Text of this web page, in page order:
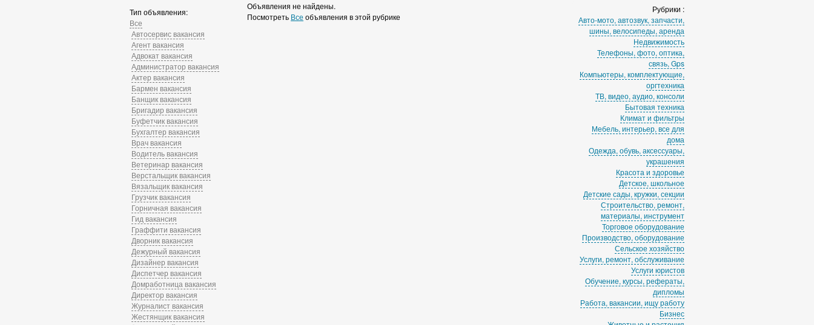
Тип объявления:
Все
Автосервис вакансия
Агент вакансия
Адвокат вакансия
Администратор вакансия
Актер вакансия
Бармен вакансия
Банщик вакансия
Бригадир вакансия
Буфетчик вакансия
Бухгалтер вакансия
Врач вакансия
Водитель вакансия
Ветеринар вакансия
Верстальщик вакансия
Вязальщик вакансия
Грузчик вакансия
Горничная вакансия
Гид вакансия
Граффити вакансия
Дворник вакансия
Дежурный вакансия
Дизайнер вакансия
Диспетчер вакансия
Домработница вакансия
Директор вакансия
Журналист вакансия
Жестянщик вакансия
Объявления не найдены.
Посмотреть Все объявления в этой рубрике
Рубрики :
Авто-мото, автозвук, запчасти,
шины, велосипеды, аренда
Недвижимость
Телефоны, фото, оптика,
связь, Gps
Компьютеры, комплектующие,
оргтехника
ТВ, видео, аудио, консоли
Бытовая техника
Климат и фильтры
Мебель, интерьер, все для
дома
Одежда, обувь, аксессуары,
украшения
Красота и здоровье
Детское, школьное
Детские сады, кружки, секции
Строительство, ремонт,
материалы, инструмент
Торговое оборудование
Производство, оборудование
Сельское хозяйство
Услуги, ремонт, обслуживание
Услуги юристов
Обучение, курсы, рефераты,
дипломы
Работа, вакансии, ищу работу
Бизнес